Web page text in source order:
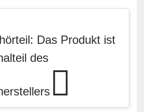
Das Produkt ist
des